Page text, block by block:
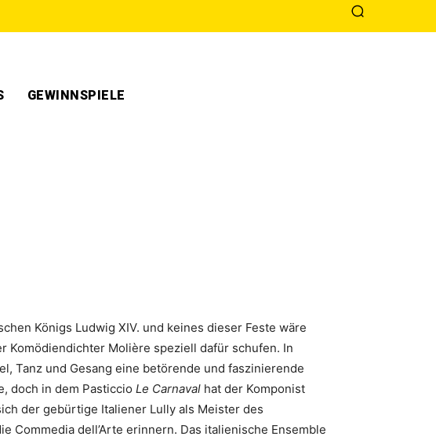
GEWINNSPIELE
Königs Ludwig XIV. und keines dieser Feste wäre
Komödiendichter Molière speziell dafür schufen. In
Tanz und Gesang eine betörende und faszinierende
doch in dem Pasticcio Le Carnaval hat der Komponist
der gebürtige Italiener Lully als Meister des
Commedia dell’Arte erinnern. Das italienische Ensemble